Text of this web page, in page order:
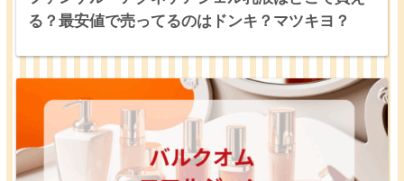
る？最安値で売ってるのはドンキ？マツキヨ？